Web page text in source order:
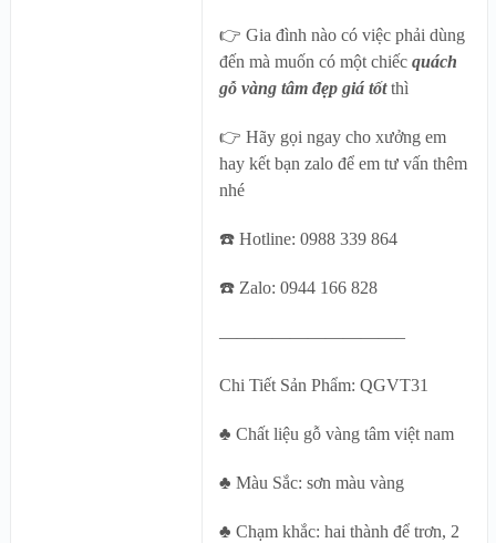
👉 Gia đình nào có việc phải dùng
đến mà muốn có một chiếcquách
gỗ vàng tâm đẹp giá tốtthì
👉 Hãy gọi ngay cho xưởng em
hay kết bạn zalo để em tư vấn thêm
nhé
☎️ Hotline: 0988 339 864
☎️ Zalo: 0944 166 828
——————————–
Chi Tiết Sản Phẩm: QGVT31
♣ Chất liệu gỗ vàng tâm việt nam
♣ Màu Sắc: sơn màu vàng
♣ Chạm khắc: hai thành để trơn, 2